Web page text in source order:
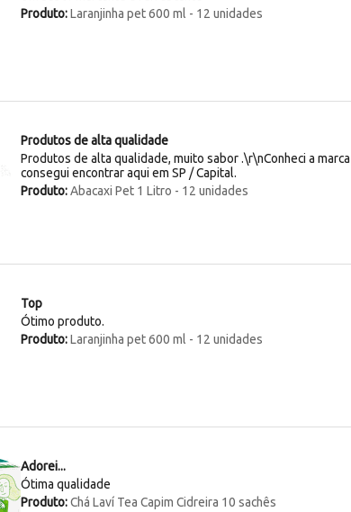
Produto:Laranjinha pet 600 ml - 12 unidades
Produtos de alta qualidade
Produtos de alta qualidade, muito sabor .\r\nConheci a
consegui encontrar aqui em SP / Capital.
Produto:Abacaxi Pet 1 Litro - 12 unidades
Top
Ótimo produto.
Produto:Laranjinha pet 600 ml - 12 unidades
Adorei...
Ótima qualidade
Produto:Chá Laví Tea Capim Cidreira 10 sachês